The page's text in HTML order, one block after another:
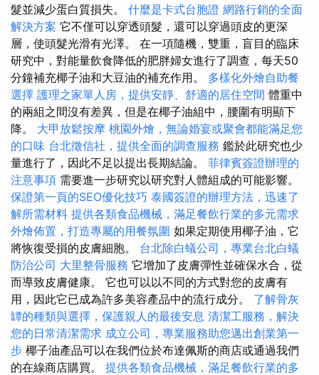
髮並減少蛋白質損失。 什麼是卡式台胞證 網路行銷的全面
解決方案 它不僅可以穿透頭髮，還可以穿過頭皮的更深
層，使頭髮光滑有光澤。 在一項隨機，雙重，盲目的臨床
研究中，對能量飲食降低的肥胖婦女進行了調查，每天50
分鐘補充椰子油和大豆油的補充作用。 多樣化外燴自助餐
選擇 護理之家單人房，提供安靜、舒適的居住空間 體重中
的兩組之間沒有差異，但是在椰子油組中，腰圍有明顯下
降。 大甲放鬆按摩 桃園外燴，無論婚宴或聚會都能滿足您
的口味 台北徵信社，提供全面的調查服務 鑑於此研究也少
量進行了，因此不足以提出長期結論。 菲律賓簽證辦理的
注意事項 需要進一步研究以研究對人體組成的可能影響。
保證第一頁的SEO優化技巧 泰國簽證的辦理方法，迅速了
解所需材料 提供各類食品機械，滿足餐飲行業的多元需求
外燴佈置，打造專屬的用餐氛圍 如果定期使用椰子油，它
將恢復受損的皮膚細胞。 台北除白蟻公司，專業台北白蟻
防治公司 大里整骨服務 它增加了皮膚彈性並確保水合，從
而導致皮膚健康。 它也可以以不同的方式對您的皮膚有
用，因此它已成為許多美容產品中的流行成分。 了解骨灰
罈的種類與選擇，保護親人的最後安息 清潔工服務，解決
您的日常清潔需求 成立公司，專業服務助您邁出創業第一
步 椰子油產品可以在我們位於布達佩斯的商店或通過我們
的在線商店購買。 提供各類食品機械，滿足餐飲行業的多